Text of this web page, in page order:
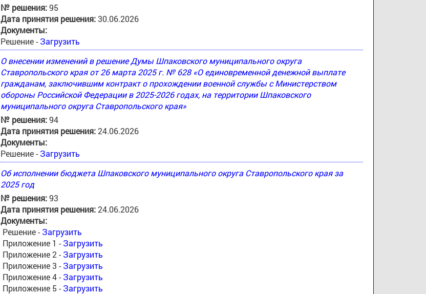
№ решения:95
Дата принятия решения:30.06.2026
Документы:
Решение - Загрузить
О внесении изменений в решение Думы Шпаковского муниципального округа
Ставропольского края от 26 марта 2025 г. № 628 «О единовременной денежной выплате
гражданам, заключившим контракт о прохождении военной службы с Министерством
обороны Российской Федерации в 2025-2026 годах, на территории Шпаковского
муниципального округа Ставропольского края»
№ решения:94
Дата принятия решения:24.06.2026
Документы:
Решение - Загрузить
Об исполнении бюджета Шпаковского муниципального округа Ставропольского края за
2025 год
№ решения:93
Дата принятия решения:24.06.2026
Документы:
Решение - Загрузить
Приложение 1 - Загрузить
Приложение 2 - Загрузить
Приложение 3 - Загрузить
Приложение 4 - Загрузить
Приложение 5 - Загрузить